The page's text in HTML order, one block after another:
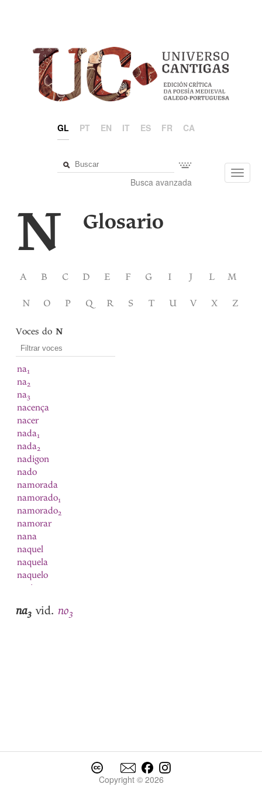
GL PT EN IT ES FR CA
Busca avanzada
N Glosario
A B C D E F G I J L M
N O P Q R S T U V X Z
Voces doN
na1
na2
na3
nacença
nacer
nada1
nada2
nadigon
nado
namorada
namorado1
namorado2
namorar
nana
naquel
naquela
naquelo
narizes
Natal
neciidade
na3 vid. no3
Copyright © 2026